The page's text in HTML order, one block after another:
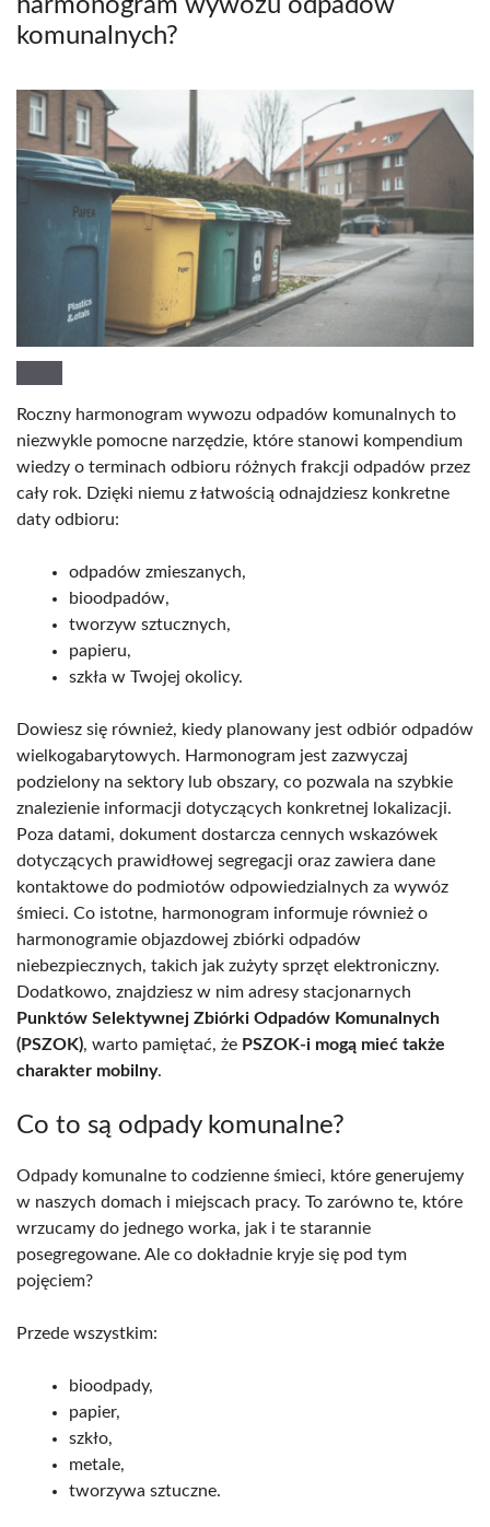
harmonogram wywozu odpadów
komunalnych?
Roczny harmonogram wywozu odpadów komunalnych to
niezwykle pomocne narzędzie, które stanowi kompendium
wiedzy o terminach odbioru różnych frakcji odpadów przez
cały rok. Dzięki niemu z łatwością odnajdziesz konkretne
daty odbioru:
odpadów zmieszanych,
bioodpadów,
tworzyw sztucznych,
papieru,
szkła w Twojej okolicy.
Dowiesz się również, kiedy planowany jest odbiór odpadów
wielkogabarytowych. Harmonogram jest zazwyczaj
podzielony na sektory lub obszary, co pozwala na szybkie
znalezienie informacji dotyczących konkretnej lokalizacji.
Poza datami, dokument dostarcza cennych wskazówek
dotyczących prawidłowej segregacji oraz zawiera dane
kontaktowe do podmiotów odpowiedzialnych za wywóz
śmieci. Co istotne, harmonogram informuje również o
harmonogramie objazdowej zbiórki odpadów
niebezpiecznych, takich jak zużyty sprzęt elektroniczny.
Dodatkowo, znajdziesz w nim adresy stacjonarnych
Punktów Selektywnej Zbiórki Odpadów Komunalnych
(PSZOK), warto pamiętać, że PSZOK-i mogą mieć także
charakter mobilny.
Co to są odpady komunalne?
Odpady komunalne to codzienne śmieci, które generujemy
w naszych domach i miejscach pracy. To zarówno te, które
wrzucamy do jednego worka, jak i te starannie
posegregowane. Ale co dokładnie kryje się pod tym
pojęciem?
Przede wszystkim:
bioodpady,
papier,
szkło,
metale,
tworzywa sztuczne.